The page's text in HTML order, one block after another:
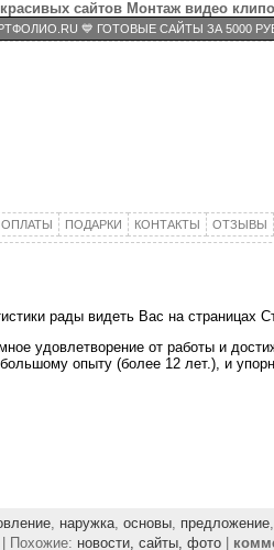
сайтов Монтаж видео
💙 ГОТОВЫЕ САЙТЫ ЗА 5000
ПОДАРКИ КОНТАКТЫ ОТЗЫВЫ
рады видеть Вас на страницах
удовлетворение от работы и
опыту (более 12 лет.), и
, наружка, основы, предложение,
Похожие: новости, сайты, фото|